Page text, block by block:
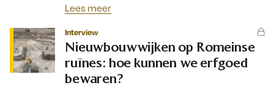
Lees meer
Interview
Nieuwbouwwijken op Romeinse
ruïnes: hoe kunnen we erfgoed
bewaren?